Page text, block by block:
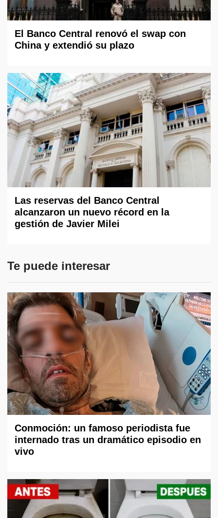
El Banco Central renovó el swap con
China y extendió su plazo
Las reservas del Banco Central
alcanzaron un nuevo récord en la
gestión de Javier Milei
Te puede interesar
Conmoción: un famoso periodista fue
internado tras un dramático episodio en
vivo